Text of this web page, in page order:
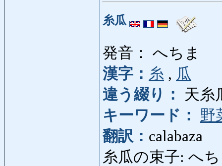
糸瓜
発音： へちま
漢字： 糸 , 瓜
違う綴り：
天糸
キーワード：
野
翻訳： calabaza
糸瓜の束子: へち